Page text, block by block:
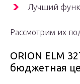
Лучший
Рассмотрим их
ORION ELM
бюджетная